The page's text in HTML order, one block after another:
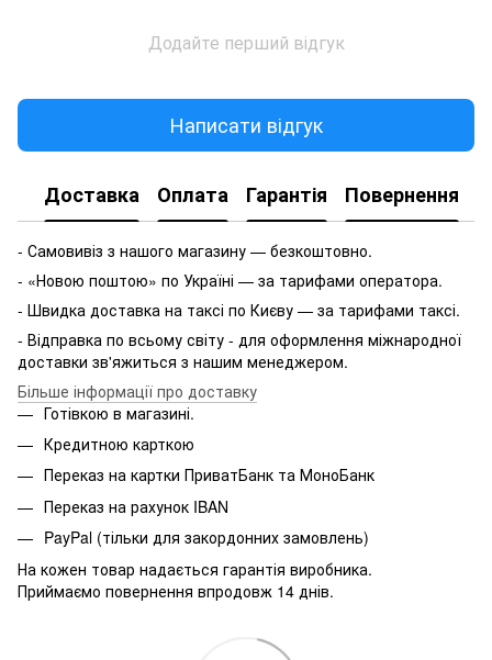
Додайте перший відгук
Написати відгук
Доставка Оплата Гарантія Повернення
- Самовивіз з нашого магазину — безкоштовно.
- «Новою поштою» по Україні — за тарифами оператора.
- Швидка доставка на таксі по Києву — за тарифами таксі.
- Відправка по всьому світу - для оформлення міжнародної
доставки зв'яжиться з нашим менеджером.
Більше інформації про доставку
Готівкою в магазині.
Кредитною карткою
Переказ на картки ПриватБанк та МоноБанк
Переказ на рахунок IBAN
PayPal (тільки для закордонних замовлень)
На кожен товар надається гарантія виробника.
Приймаємо повернення впродовж 14 днів.